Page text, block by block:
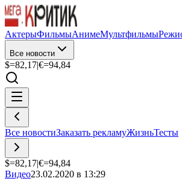
АктерыФильмыАнимеМультфильмы
Все новости
$=82,17|€=94,84
Все новостиЗаказать рекламуЖизньТесты
$=82,17|€=94,84
Видео23.02.2020 в 13:29